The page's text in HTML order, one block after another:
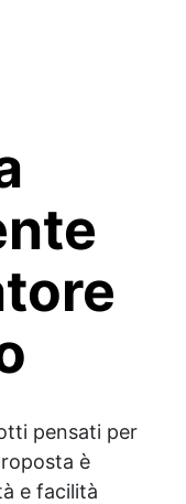
pensati per
è
e facilità